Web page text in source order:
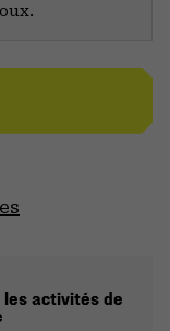
les activités de